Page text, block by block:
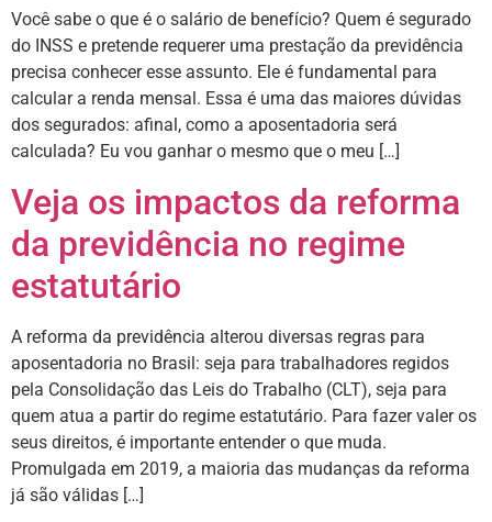
Você sabe o que é o salário de benefício? Quem é segurado
do INSS e pretende requerer uma prestação da previdência
precisa conhecer esse assunto. Ele é fundamental para
calcular a renda mensal. Essa é uma das maiores dúvidas
dos segurados: afinal, como a aposentadoria será
calculada? Eu vou ganhar o mesmo que o meu […]
Veja os impactos da reforma
da previdência no regime
estatutário
A reforma da previdência alterou diversas regras para
aposentadoria no Brasil: seja para trabalhadores regidos
pela Consolidação das Leis do Trabalho (CLT), seja para
quem atua a partir do regime estatutário. Para fazer valer os
seus direitos, é importante entender o que muda.
Promulgada em 2019, a maioria das mudanças da reforma
já são válidas […]